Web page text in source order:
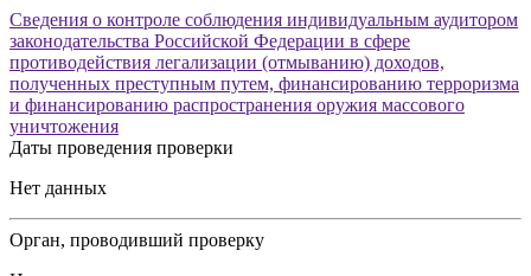
Сведения о контроле соблюдения индивидуальным аудитором
законодательства Российской Федерации в сфере
противодействия легализации (отмыванию) доходов,
полученных преступным путем, финансированию терроризма
и финансированию распространения оружия массового
уничтожения
Даты проведения проверки
Нет данных
Орган, проводивший проверку